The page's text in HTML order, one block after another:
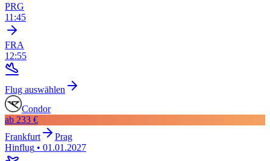
PRG
11:45
FRA
12:55
Flug auswählen
Condor
ab 233 €
Frankfurt
Prag
Hinflug • 01.01.2027